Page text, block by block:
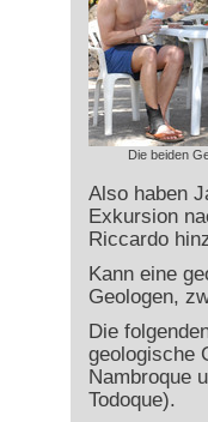
Die beiden
Also haben
Exkursion
Riccardo
Kann eine
Geologen,
Die
geologische
Nambroque
Todoque).